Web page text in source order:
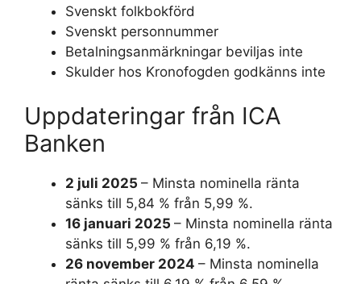
Svenskt folkbokförd
Svenskt personnummer
Betalningsanmärkningar beviljas inte
Skulder hos Kronofogden godkänns inte
Uppdateringar från ICA
Banken
2 juli 2025 – Minsta nominella ränta
sänks till 5,84 % från 5,99 %.
16 januari 2025 – Minsta nominella ränta
sänks till 5,99 % från 6,19 %.
26 november 2024 – Minsta nominella